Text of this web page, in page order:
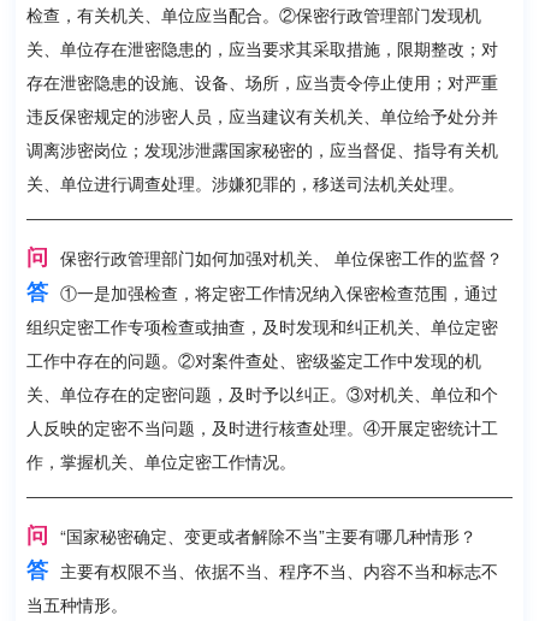
检查，有关机关、单位应当配合。②保密行政管理部门发现机
关、单位存在泄密隐患的，应当要求其采取措施，限期整改；对
存在泄密隐患的设施、设备、场所，应当责令停止使用；对严重
违反保密规定的涉密人员，应当建议有关机关、单位给予处分并
调离涉密岗位；发现涉泄露国家秘密的，应当督促、指导有关机
关、单位进行调查处理。涉嫌犯罪的，移送司法机关处理。
问 保密行政管理部门如何加强对机关、 单位保密工作的监督？
答 ①一是加强检查，将定密工作情况纳入保密检查范围，通过
组织定密工作专项检查或抽查，及时发现和纠正机关、单位定密
工作中存在的问题。②对案件查处、密级鉴定工作中发现的机
关、单位存在的定密问题，及时予以纠正。③对机关、单位和个
人反映的定密不当问题，及时进行核查处理。④开展定密统计工
作，掌握机关、单位定密工作情况。
问 “国家秘密确定、变更或者解除不当”主要有哪几种情形？
答 主要有权限不当、依据不当、程序不当、内容不当和标志不
当五种情形。